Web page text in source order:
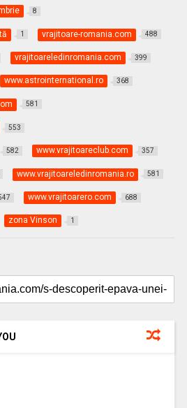
8
1 vrajitoare-romania.com 488
vrajitoareledinromania.com 399
www.astrointernational.ro 368
581
553
582 www.vrajitoareclub.com 357
www.vrajitoareledinromania.ro 581
www.vrajitoarero.com 688
zona Vinson 1